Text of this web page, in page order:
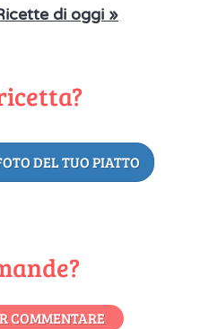
di oggi »
DEL TUO PIATTO
COMMENTARE